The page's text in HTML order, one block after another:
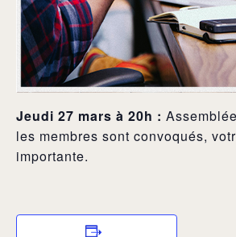
Jeudi 27 mars à 20h :
les membres sont convoqués,
importante.